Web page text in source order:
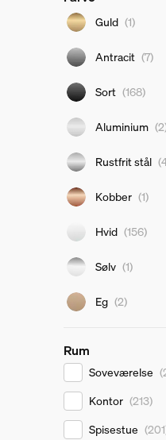
Farve
Guld (1)
Antracit (7)
Sort (168)
Aluminium
Rustfrit stål
Kobber (1)
Hvid (156)
Sølv (1)
Eg (2)
Rum
RumSoveværelse
Kontor (213)
Spisestue